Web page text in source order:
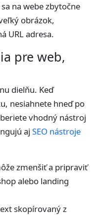
na webe zbytočne
obrázok,
URL adresa.
pre web,
dielňu. Keď
nesiahnete hneď po
vhodný nástroj
aj SEO nástroje
zmenšiť a pripraviť
alebo landing
skopírovaný z